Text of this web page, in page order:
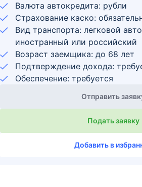
Добавить в
Валюта автокредита: рубли
Страхование каско:
Вид транспорта: легковой
иностранный или российский
Возраст заемщика: до 68 лет
Подтверждение дохода:
Обеспечение: требуется
Отправить
Подать заявку